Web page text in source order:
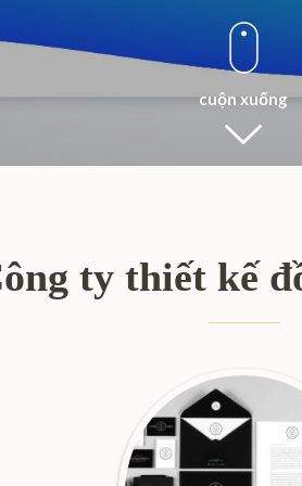
cuộn xuống
ty thiết kế